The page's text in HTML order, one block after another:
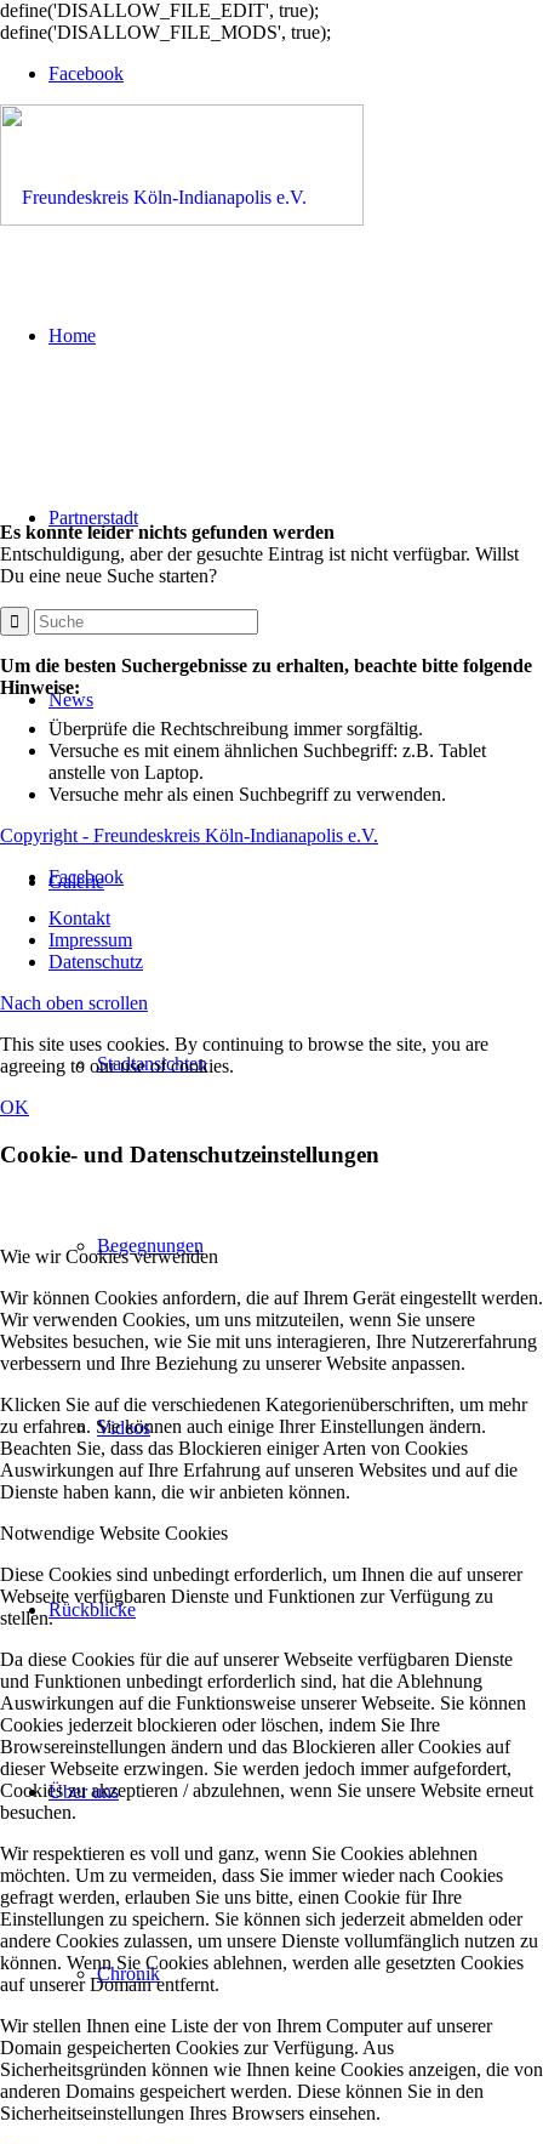
define('DISALLOW_FILE_EDIT', true);
define('DISALLOW_FILE_MODS', true);
Facebook
Home
Partnerstadt
News
Galerie
Stadtansichten
Begegnungen
Videos
Rückblicke
Über uns
Chronik
Es konnte leider nichts gefunden werden
Entschuldigung, aber der gesuchte Eintrag ist nicht verfügbar. Willst
Du eine neue Suche starten?
Um die besten Suchergebnisse zu erhalten, beachte bitte folgende
Hinweise:
Überprüfe die Rechtschreibung immer sorgfältig.
Versuche es mit einem ähnlichen Suchbegriff: z.B. Tablet
anstelle von Laptop.
Versuche mehr als einen Suchbegriff zu verwenden.
Copyright - Freundeskreis Köln-Indianapolis e.V.
Facebook
Kontakt
Impressum
Datenschutz
Nach oben scrollen
This site uses cookies. By continuing to browse the site, you are
agreeing to our use of cookies.
OK
Cookie- und Datenschutzeinstellungen
Wie wir Cookies verwenden
Wir können Cookies anfordern, die auf Ihrem Gerät eingestellt werden.
Wir verwenden Cookies, um uns mitzuteilen, wenn Sie unsere
Websites besuchen, wie Sie mit uns interagieren, Ihre Nutzererfahrung
verbessern und Ihre Beziehung zu unserer Website anpassen.
Klicken Sie auf die verschiedenen Kategorienüberschriften, um mehr
zu erfahren. Sie können auch einige Ihrer Einstellungen ändern.
Beachten Sie, dass das Blockieren einiger Arten von Cookies
Auswirkungen auf Ihre Erfahrung auf unseren Websites und auf die
Dienste haben kann, die wir anbieten können.
Notwendige Website Cookies
Diese Cookies sind unbedingt erforderlich, um Ihnen die auf unserer
Webseite verfügbaren Dienste und Funktionen zur Verfügung zu
stellen.
Da diese Cookies für die auf unserer Webseite verfügbaren Dienste
und Funktionen unbedingt erforderlich sind, hat die Ablehnung
Auswirkungen auf die Funktionsweise unserer Webseite. Sie können
Cookies jederzeit blockieren oder löschen, indem Sie Ihre
Browsereinstellungen ändern und das Blockieren aller Cookies auf
dieser Webseite erzwingen. Sie werden jedoch immer aufgefordert,
Cookies zu akzeptieren / abzulehnen, wenn Sie unsere Website erneut
besuchen.
Wir respektieren es voll und ganz, wenn Sie Cookies ablehnen
möchten. Um zu vermeiden, dass Sie immer wieder nach Cookies
gefragt werden, erlauben Sie uns bitte, einen Cookie für Ihre
Einstellungen zu speichern. Sie können sich jederzeit abmelden oder
andere Cookies zulassen, um unsere Dienste vollumfänglich nutzen zu
können. Wenn Sie Cookies ablehnen, werden alle gesetzten Cookies
auf unserer Domain entfernt.
Wir stellen Ihnen eine Liste der von Ihrem Computer auf unserer
Domain gespeicherten Cookies zur Verfügung. Aus
Sicherheitsgründen können wie Ihnen keine Cookies anzeigen, die von
anderen Domains gespeichert werden. Diese können Sie in den
Sicherheitseinstellungen Ihres Browsers einsehen.